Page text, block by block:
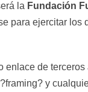
la Fundación
para ejercitar los
enlace de
y